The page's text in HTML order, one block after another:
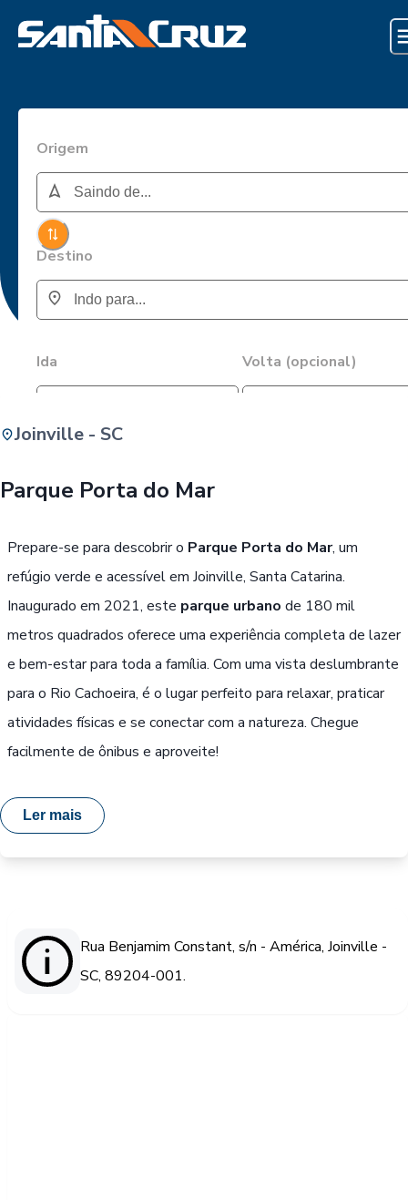
Origem
Destino
Ida Volta (opcional)
Joinville - SC
Parque Porta do Mar
Prepare-se para descobrir o Parque Porta do Mar, um
refúgio verde e acessível em Joinville, Santa Catarina.
Inaugurado em 2021, este parque urbano de 180 mil
metros quadrados oferece uma experiência completa de lazer
e bem-estar para toda a família. Com uma vista deslumbrante
para o Rio Cachoeira, é o lugar perfeito para relaxar, praticar
atividades físicas e se conectar com a natureza. Chegue
facilmente de ônibus e aproveite!
Ler mais
Rua Benjamim Constant, s/n - América, Joinville -
SC, 89204-001.